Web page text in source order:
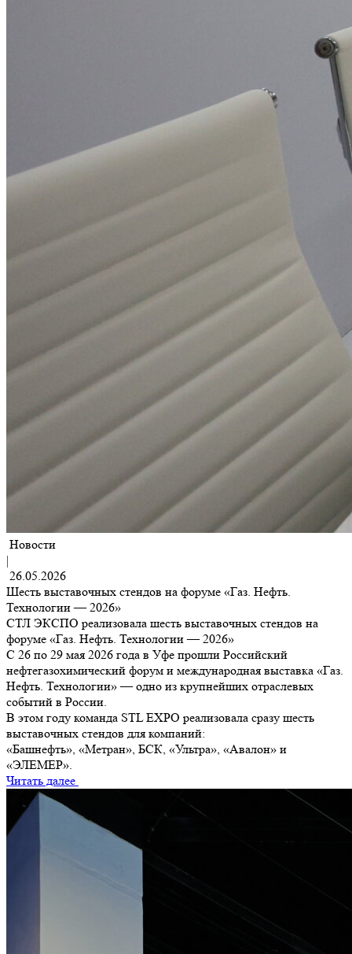
Новости
|
26.05.2026
Шесть выставочных стендов на форуме «Газ. Нефть.
Технологии — 2026»
СТЛ ЭКСПО реализовала шесть выставочных стендов на
форуме «Газ. Нефть. Технологии — 2026»
С 26 по 29 мая 2026 года в Уфе прошли Российский
нефтегазохимический форум и международная выставка «Газ.
Нефть. Технологии» — одно из крупнейших отраслевых
событий в России.
В этом году команда STL EXPO реализовала сразу шесть
выставочных стендов для компаний:
«Башнефть», «Метран», БСК, «Ультра», «Авалон» и
«ЭЛЕМЕР».
Читать далее